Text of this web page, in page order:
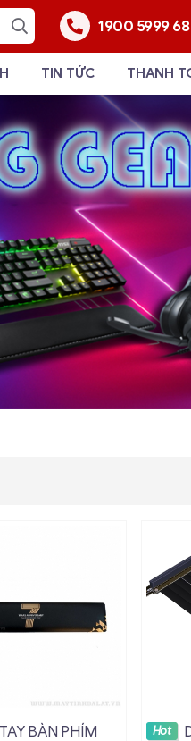
1900 5999 68
TIN TỨC THANH
chi tiết
BÀN PHÍM
Hot